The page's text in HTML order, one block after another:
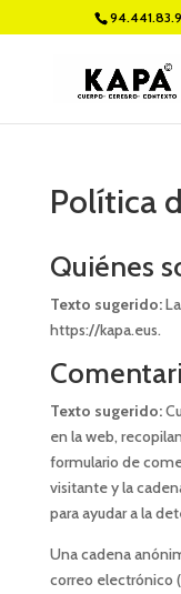
Política
Quiénes
Texto sugerido:
https://kapa.eus.
Texto sugerido:
en la web,
formulario de
visitante y la
para ayudar a la
Una cadena
correo electrónico